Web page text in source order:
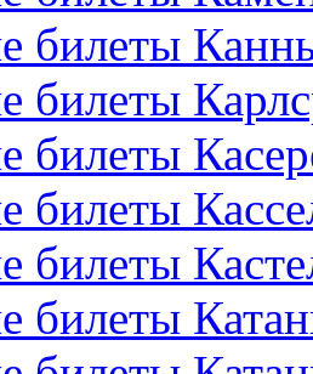
билеты
билеты
билеты
билеты
билеты
билеты